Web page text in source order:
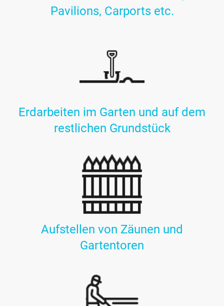
Pavilions, Carports etc.
Erdarbeiten im Garten und auf dem
restlichen Grundstück
Aufstellen von Zäunen und
Gartentoren